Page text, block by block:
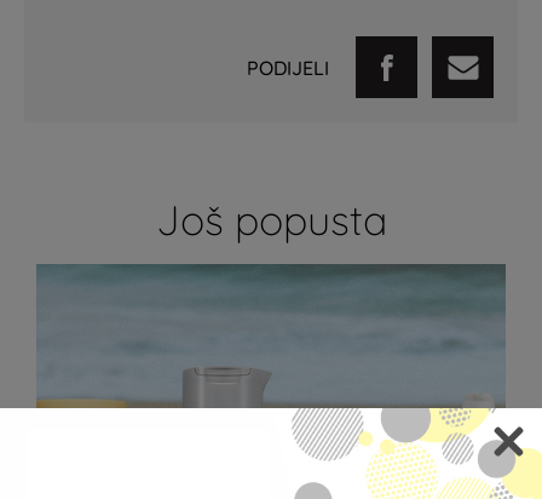
PODIJELI
Još popusta